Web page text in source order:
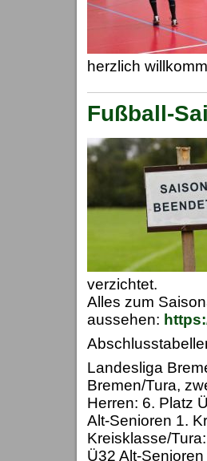
herzlich
Fußball-
verzichtet.
Alles zum
aussehen:
Landesliga
Bremen/Tura,
Herren: 6. Platz
Alt-Senioren 1.
Kreisklasse/
Ü32 Alt-